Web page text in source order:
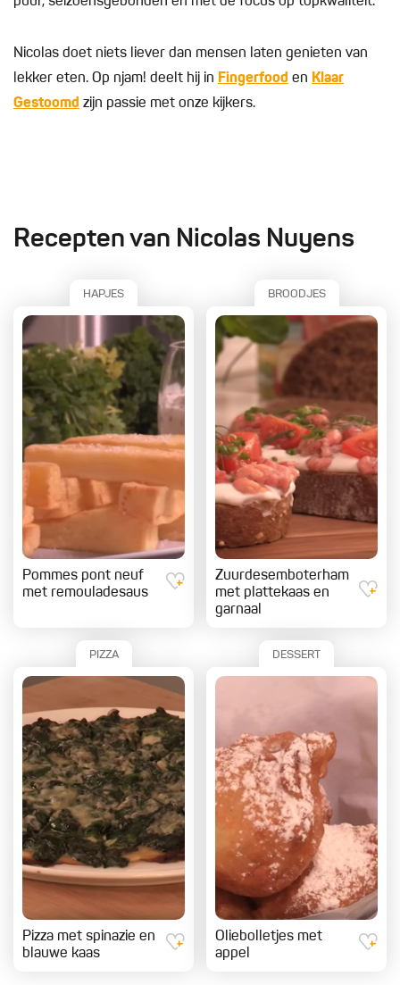
Nicolas doet niets liever dan mensen laten genieten van
lekker eten. Op njam! deelt hij in Fingerfood en Klaar
Gestoomd zijn passie met onze kijkers.
Recepten van Nicolas Nuyens
HAPJES
Pommes pont neuf
met remouladesaus
BROODJES
Zuurdesemboterham
met plattekaas en
garnaal
PIZZA
Pizza met spinazie en
blauwe kaas
DESSERT
Oliebolletjes met
appel